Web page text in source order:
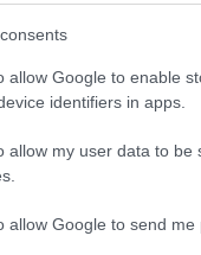
allow Google to enable
identifiers in apps.
allow my user data to
allow Google to send me
i fan del